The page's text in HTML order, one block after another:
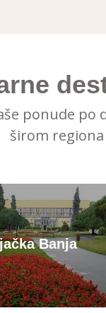
ponude po
širom regiona
Banja